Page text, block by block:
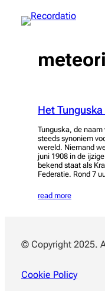
naar
Het
Tunguska, de
steeds synoniem
wereld. Niemand
juni 1908 in de
bekend staat als
Federatie. Rond 7
read more
© Copyright 2025.
Cookie Policy